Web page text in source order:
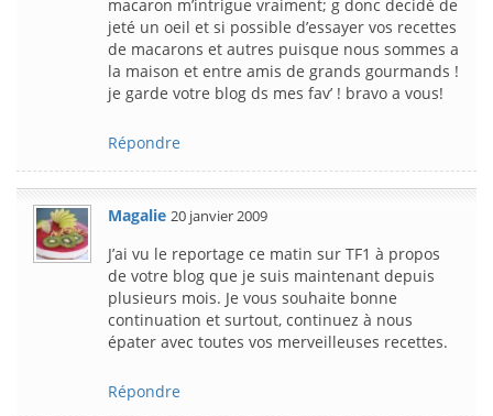
macaron m’intrigue vraiment; g donc decidé de
jeté un oeil et si possible d’essayer vos recettes
de macarons et autres puisque nous sommes a
la maison et entre amis de grands gourmands !
je garde votre blog ds mes fav’ ! bravo a vous!
Répondre
Magalie 20 janvier 2009
J’ai vu le reportage ce matin sur TF1 à propos
de votre blog que je suis maintenant depuis
plusieurs mois. Je vous souhaite bonne
continuation et surtout, continuez à nous
épater avec toutes vos merveilleuses recettes.
Répondre